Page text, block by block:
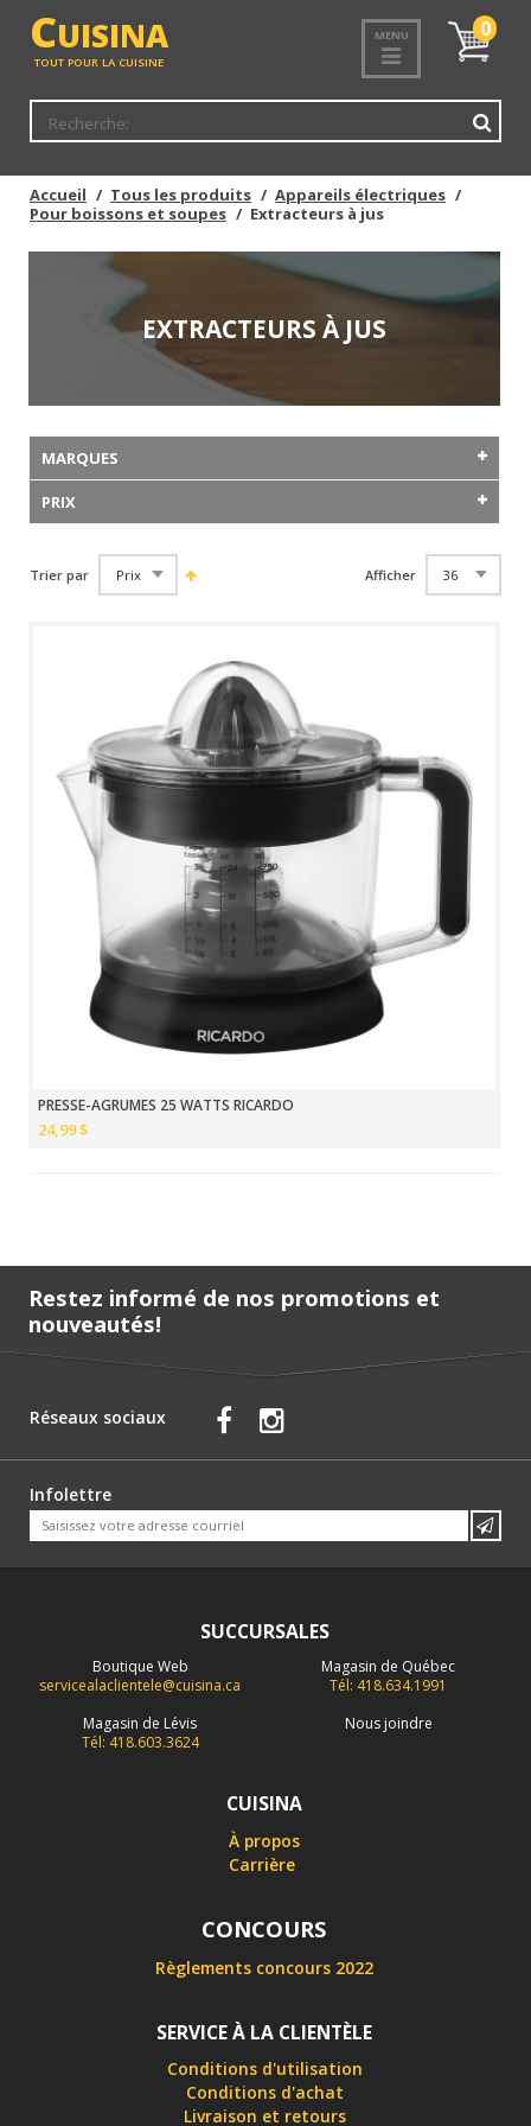
CUISINA
TOUT POUR LA CUISINE
MENU
Mon
panier
0
Accueil Tous les produits
Appareils électriques
Pour boissons et soupes
Extracteurs à jus
EXTRACTEURS À JUS
MARQUES
PRIX
Trier par Afficher
PRESSE-AGRUMES 25 WATTS RICARDO
24,99 $
Restez informé de nos promotions et
nouveautés!
Réseaux sociaux
Infolettre
SUCCURSALES
Boutique Web
servicealaclientele@cuisina.ca
Magasin de Québec
Tél: 418.634.1991
Magasin de Lévis
Tél: 418.603.3624
Nous joindre
CUISINA
À propos
Carrière
CONCOURS
Règlements concours 2022
SERVICE À LA CLIENTÈLE
Conditions d'utilisation
Conditions d'achat
Livraison et retours